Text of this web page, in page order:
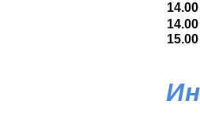
14.00
15.00